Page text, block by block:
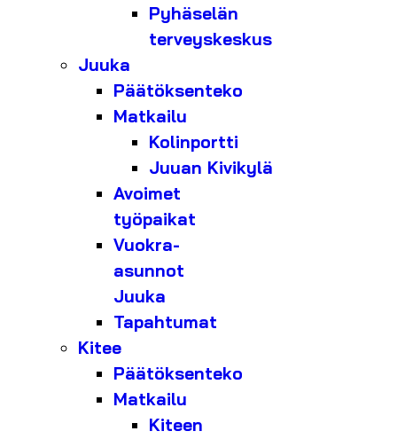
Pyhäselän
terveyskeskus
Juuka
Päätöksenteko
Matkailu
Kolinportti
Juuan Kivikylä
Avoimet
työpaikat
Vuokra-
asunnot
Juuka
Tapahtumat
Kitee
Päätöksenteko
Matkailu
Kiteen